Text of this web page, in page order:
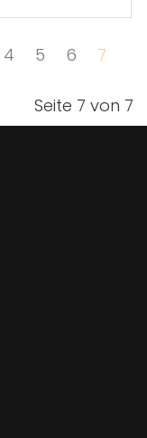
4 5 6 7
Seite 7 von 7